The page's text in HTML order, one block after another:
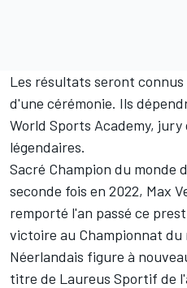
Les résultats seront
d'une cérémonie. Ils
World Sports Academy, jury
légendaires.
Sacré Champion du monde
seconde fois en 2022, Max
remporté l'an passé ce
victoire au Championnat du
Néerlandais figure à
titre de Laureus Sportif de